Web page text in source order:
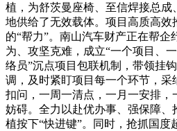
植，为舒茨曼座椅、至信焊接总成
地供给了无效载体。项目高质高效
的“帮力”。南山汽车财产正在帮企
为、攻坚克难，成立“一个项目、
络员”沉点项目包联机制，带领挂
调，及时紧盯项目每一个环节，采
扣问，一周一清点，一月一安排，
妨碍。全力以赴优办事、强保障、
植按下“快进键”。同时，抢抓国度